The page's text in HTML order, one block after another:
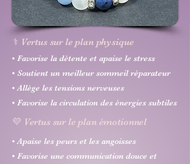
⚕️ Vertus sur le plan physique
• Favorise la détente et apaise le stress
• Soutient un meilleur sommeil réparateur
• Allège les tensions nerveuses
• Favorise la circulation des énergies subtiles
💜 Vertus sur le plan émotionnel
• Apaise les peurs et les angoisses
• Favorise une communication douce et